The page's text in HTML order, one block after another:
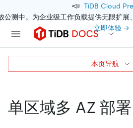
📣 TiDB Cloud
公测中。为企业级工作负载提供无限扩展
立即体验 →
单区域多 AZ 部
本页导航